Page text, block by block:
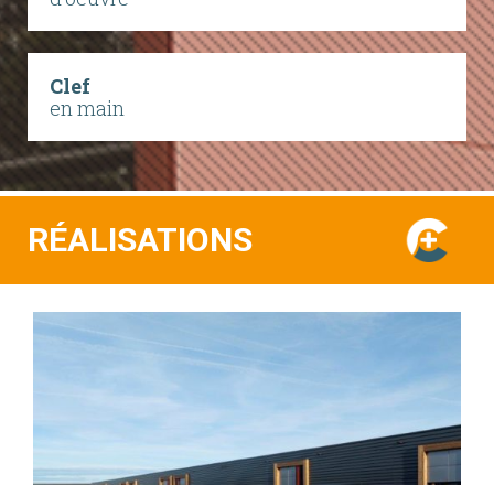
Clef
en main
RÉALISATIONS